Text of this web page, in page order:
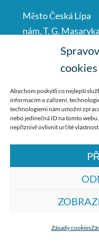
cookies
Abychom poskytli co nejlepší
informacím o zařízení,
technologiemi nám umožní
nebo jedinečná ID na tomto
nepříznivě ovlivnit určité
Zásady cookies
Město Česká Lípa
nám. T. G.
Česká Lípa
487 881 111
podatelna@mucl.cz
společnost